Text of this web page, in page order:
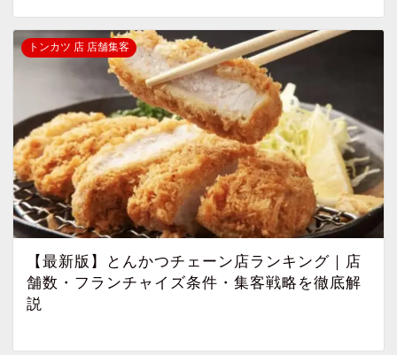
トンカツ 店 店舗集客
【最新版】とんかつチェーン店ランキング｜店
舗数・フランチャイズ条件・集客戦略を徹底解
説